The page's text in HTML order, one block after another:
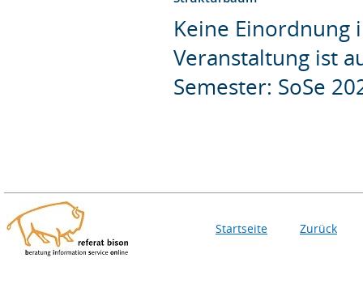
Keine Einordnung
Veranstaltung ist
Semester: SoSe
Startseite Zurück